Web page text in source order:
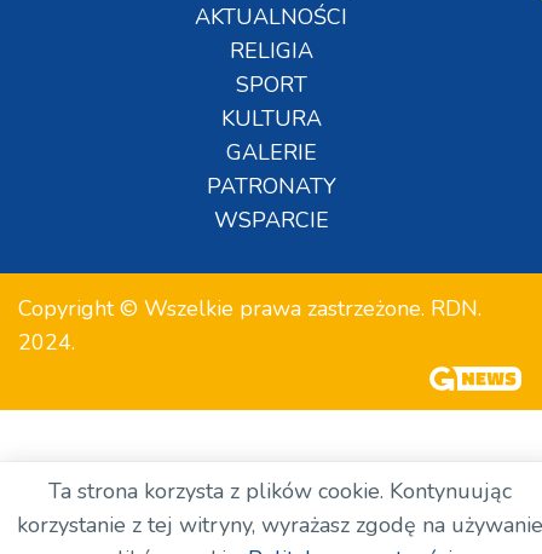
AKTUALNOŚCI
RELIGIA
SPORT
KULTURA
GALERIE
PATRONATY
WSPARCIE
Copyright © Wszelkie prawa zastrzeżone. RDN.
2024.
Ta strona korzysta z plików cookie. Kontynuując
korzystanie z tej witryny, wyrażasz zgodę na używanie